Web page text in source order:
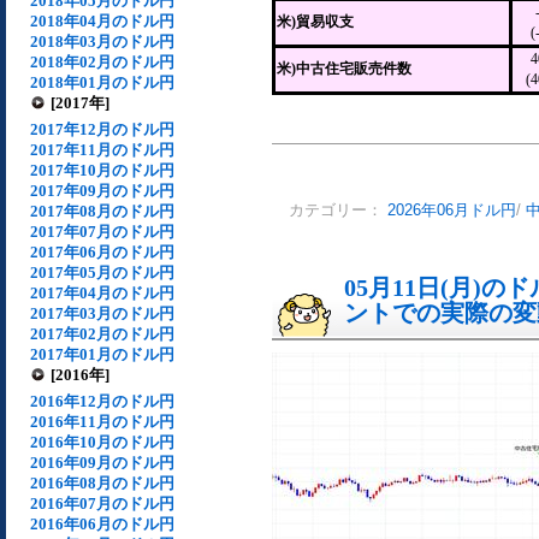
2018年04月のドル円
2018年03月のドル円
2018年02月のドル円
2018年01月のドル円
[2017年]
2017年12月のドル円
2017年11月のドル円
2017年10月のドル円
2017年09月のドル円
2017年08月のドル円
2017年07月のドル円
2017年06月のドル円
2017年05月のドル円
2017年04月のドル円
2017年03月のドル円
2017年02月のドル円
2017年01月のドル円
[2016年]
2016年12月のドル円
2016年11月のドル円
2016年10月のドル円
2016年09月のドル円
2016年08月のドル円
2016年07月のドル円
2016年06月のドル円
米)貿易収支
米)中古住宅販売件数
カテゴリー： 2026年06月ドル円/
05月11日(月)の
ントでの実際の